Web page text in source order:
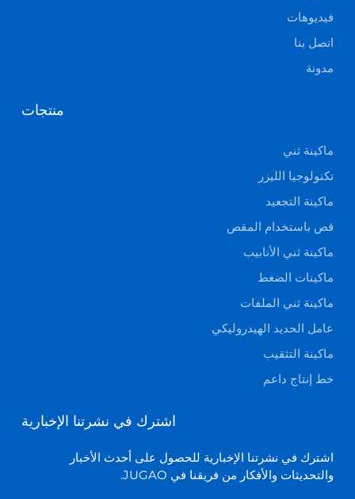
فيديوهات
اتصل بنا
مدونة
منتجات
ماكينة ثني
تكنولوجيا الليزر
ماكينة التجعيد
قص باستخدام المقص
ماكينة ثني الأنابيب
ماكينات الضغط
ماكينة ثني الملفات
عامل الحديد الهيدروليكي
ماكينة التثقيب
خط إنتاج داعم
اشترك في نشرتنا الإخبارية
اشترك في نشرتنا الإخبارية للحصول على أحدث الأخبار
والتحديثات والأفكار من فريقنا في JUGAO.